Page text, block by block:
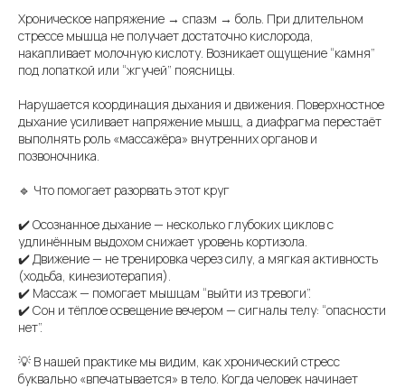
Хроническое напряжение → спазм → боль. При длительном
стрессе мышца не получает достаточно кислорода,
накапливает молочную кислоту. Возникает ощущение “камня”
под лопаткой или “жгучей” поясницы.
Нарушается координация дыхания и движения. Поверхностное
дыхание усиливает напряжение мышц, а диафрагма перестаёт
выполнять роль «массажёра» внутренних органов и
позвоночника.
🔹 Что помогает разорвать этот круг
✔️ Осознанное дыхание — несколько глубоких циклов с
удлинённым выдохом снижает уровень кортизола.
✔️ Движение — не тренировка через силу, а мягкая активность
(ходьба, кинезиотерапия).
✔️ Массаж — помогает мышцам “выйти из тревоги”.
✔️ Сон и тёплое освещение вечером — сигналы телу: “опасности
нет”.
💡 В нашей практике мы видим, как хронический стресс
буквально «впечатывается» в тело. Когда человек начинает